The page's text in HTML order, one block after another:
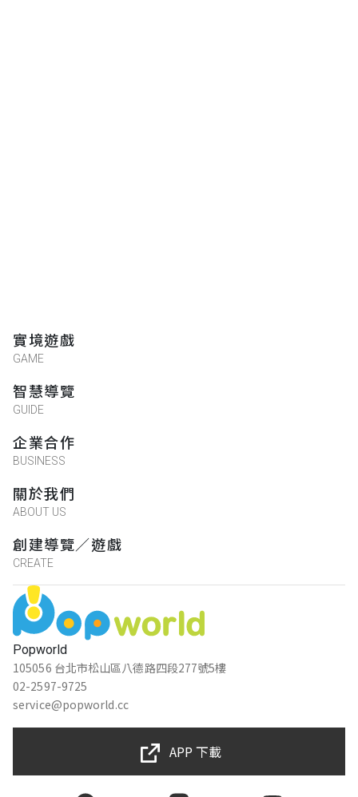
Popworld
105056 台北市松山區八德路四段277號5樓
02-2597-9725
service@popworld.cc
實境遊戲
GAME
智慧導覽
GUIDE
企業合作
BUSINESS
關於我們
ABOUT US
創建導覽／遊戲
CREATE
APP 下載